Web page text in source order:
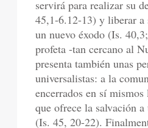
servirá para realizar su
45,1-6.12-13) y liberar a
un nuevo éxodo (Is.
profeta -tan cercano al
presenta también unas
universalistas: a la
encerrados en sí
que ofrece la salvación
(Is. 45, 20-22).